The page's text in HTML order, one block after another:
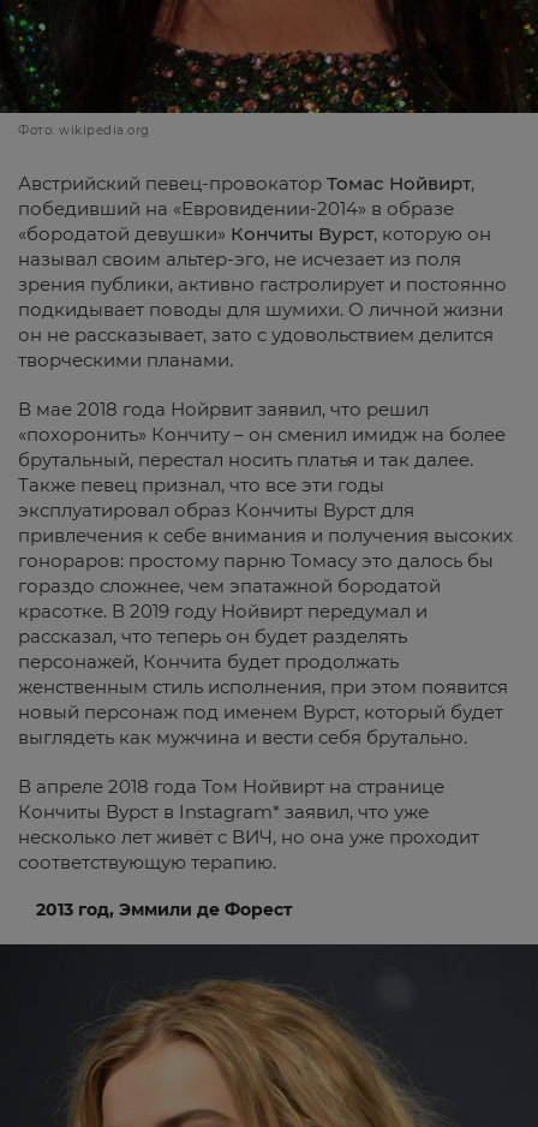
Фото: wikipedia.org
Австрийский певец-провокатор Томас Нойвирт,
победивший на «Евровидении-2014» в образе
«бородатой девушки» Кончиты Вурст, которую он
называл своим альтер-эго, не исчезает из поля
зрения публики, активно гастролирует и постоянно
подкидывает поводы для шумихи. О личной жизни
он не рассказывает, зато с удовольствием делится
творческими планами.
В мае 2018 года Нойрвит заявил, что решил
«похоронить» Кончиту – он сменил имидж на более
брутальный, перестал носить платья и так далее.
Также певец признал, что все эти годы
эксплуатировал образ Кончиты Вурст для
привлечения к себе внимания и получения высоких
гонораров: простому парню Томасу это далось бы
гораздо сложнее, чем эпатажной бородатой
красотке. В 2019 году Нойвирт передумал и
рассказал, что теперь он будет разделять
персонажей, Кончита будет продолжать
женственным стиль исполнения, при этом появится
новый персонаж под именем Вурст, который будет
выглядеть как мужчина и вести себя брутально.
В апреле 2018 года Том Нойвирт на странице
Кончиты Вурст в Instagram* заявил, что уже
несколько лет живёт с ВИЧ, но она уже проходит
соответствующую терапию.
2013 год, Эммили де Форест